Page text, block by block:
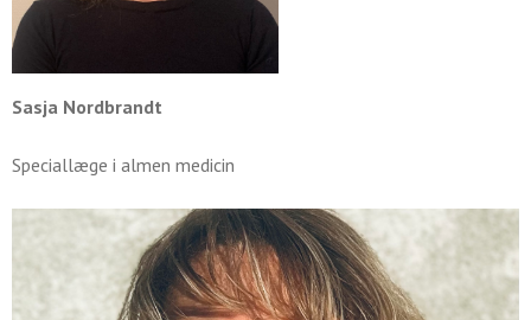
Sasja Nordbrandt
Speciallæge i almen medicin